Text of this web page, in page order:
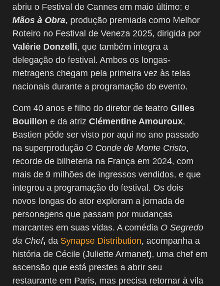
abriu o Festival de Cannes em maio último; e
Mãos à Obra, produção premiada como Melhor
Roteiro no Festival de Veneza 2025, dirigida por
Valérie Donzelli, que também integra a
delegação do festival. Ambos os longas-
metragens chegam pela primeira vez às telas
nacionais durante a programação do evento.
Com 40 anos e filho do diretor de teatro Gilles
Bouillon e da atriz Clémentine Amouroux,
Bastien pôde ser visto por aqui no ano passado
na superprodução O Conde de Monte Cristo,
recorde de bilheteria na França em 2024, com
mais de 9 milhões de ingressos vendidos, e que
integrou a programação do festival. Os dois
novos longas do ator exploram a jornada de
personagens que passam por mudanças
marcantes em suas vidas. A comédia O Segredo
da Chef, da Synapse Distribution, acompanha a
história de Cécile (Juliette Armanet), uma chef em
ascensão que está prestes a abrir seu
restaurante em Paris, mas precisa retornar à vila